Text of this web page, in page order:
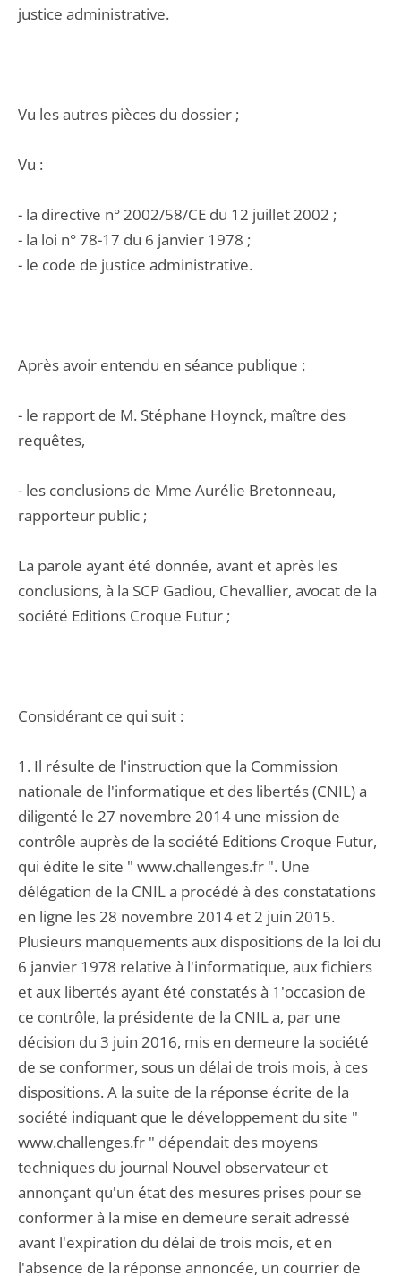
justice administrative.
Vu les autres pièces du dossier ;
Vu :
- la directive n° 2002/58/CE du 12 juillet 2002 ;
- la loi n° 78-17 du 6 janvier 1978 ;
- le code de justice administrative.
Après avoir entendu en séance publique :
- le rapport de M. Stéphane Hoynck, maître des
requêtes,
- les conclusions de Mme Aurélie Bretonneau,
rapporteur public ;
La parole ayant été donnée, avant et après les
conclusions, à la SCP Gadiou, Chevallier, avocat de la
société Editions Croque Futur ;
Considérant ce qui suit :
1. Il résulte de l'instruction que la Commission
nationale de l'informatique et des libertés (CNIL) a
diligenté le 27 novembre 2014 une mission de
contrôle auprès de la société Editions Croque Futur,
qui édite le site " www.challenges.fr ". Une
délégation de la CNIL a procédé à des constatations
en ligne les 28 novembre 2014 et 2 juin 2015.
Plusieurs manquements aux dispositions de la loi du
6 janvier 1978 relative à l'informatique, aux fichiers
et aux libertés ayant été constatés à 1'occasion de
ce contrôle, la présidente de la CNIL a, par une
décision du 3 juin 2016, mis en demeure la société
de se conformer, sous un délai de trois mois, à ces
dispositions. A la suite de la réponse écrite de la
société indiquant que le développement du site "
www.challenges.fr " dépendait des moyens
techniques du journal Nouvel observateur et
annonçant qu'un état des mesures prises pour se
conformer à la mise en demeure serait adressé
avant l'expiration du délai de trois mois, et en
l'absence de la réponse annoncée, un courrier de